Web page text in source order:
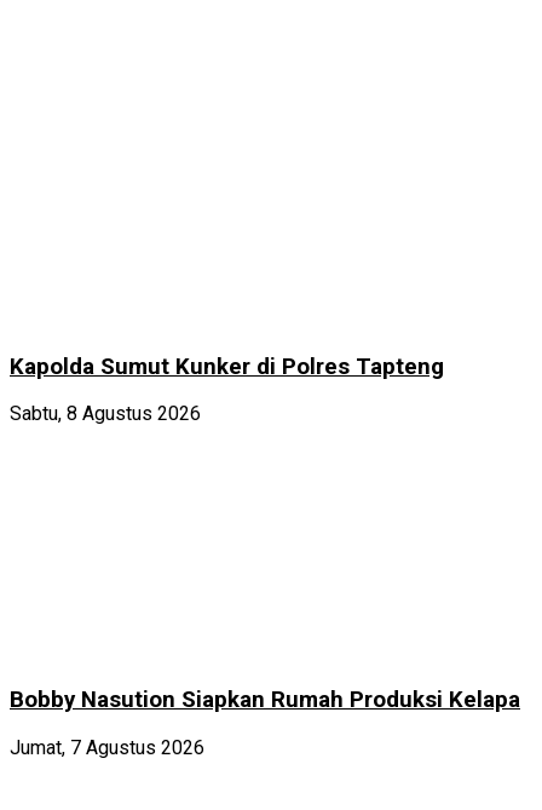
Kapolda Sumut Kunker di Polres Tapteng
Sabtu, 8 Agustus 2026
Bobby Nasution Siapkan Rumah Produksi Kelapa
Jumat, 7 Agustus 2026